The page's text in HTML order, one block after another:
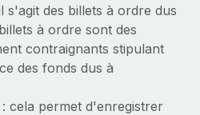
international
déménagement de vos
sociaux
de Remote :
Xero et Gestion des
d'aider les entreprises de
et payer...
s'agit des billets à ordre dus
à ordre sont des
contraignants stipulant
des fonds dus à
cela permet d'enregistrer